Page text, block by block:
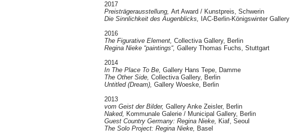
2017
Preisträgerausstellung, Art Award / Kunstpreis, Schwerin
Die Sinnlichkeit des Augenblicks,
IAC-Berlin-Königswinter Gallery
2016
The Figurative Element, Collectiva Gallery, Berlin
Regina Nieke “paintings“, Gallery Thomas Fuchs, Stuttgart
2014
In The Place To Be, Gallery Hans Tepe, Damme
The Other Side, Collectiva Gallery, Berlin
Untitled (Dream), Gallery Woeske, Berlin
2013
vom Geist der Bilder, Gallery Anke Zeisler, Berlin
Naked, Kommunale Galerie / Municipal Gallery, Berlin
Guest Country Germany: Regina Nieke, Kiaf, Seoul
The Solo Project: Regina Nieke, Basel